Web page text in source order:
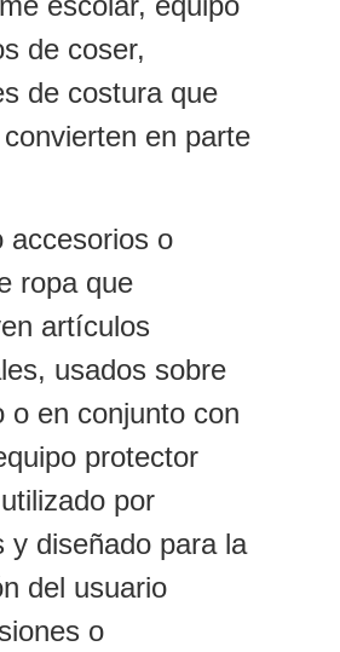
de coser,
de costura que
en parte
accesorios o
ropa que
artículos
usados sobre
o en conjunto con
protector
por
y diseñado para la
del usuario
o